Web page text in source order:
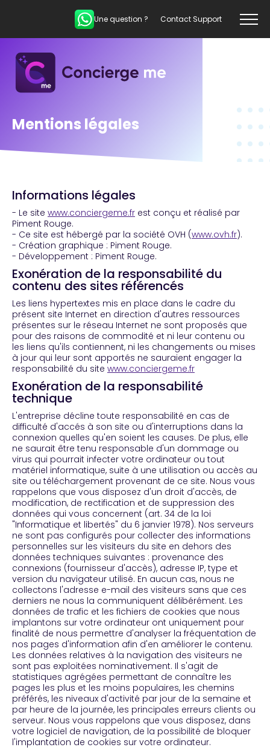
Une question ? Contact Support
Mentions légales
Informations légales
- Le site www.conciergeme.fr est conçu et réalisé par
Piment Rouge.
- Ce site est hébergé par la société OVH (www.ovh.fr).
- Création graphique : Piment Rouge.
- Développement : Piment Rouge.
Exonération de la responsabilité du
contenu des sites référencés
Les liens hypertextes mis en place dans le cadre du
présent site Internet en direction d'autres ressources
présentes sur le réseau Internet ne sont proposés que
pour des raisons de commodité et ni leur contenu ou
les liens qu'ils contiennent, ni les changements ou mises
à jour qui leur sont apportés ne sauraient engager la
responsabilité du site www.conciergeme.fr
Exonération de la responsabilité
technique
L'entreprise décline toute responsabilité en cas de
difficulté d'accés à son site ou d'interruptions dans la
connexion quelles qu'en soient les causes. De plus, elle
ne saurait être tenu responsable d'un dommage ou
virus qui pourrait infecter votre ordinateur ou tout
matériel informatique, suite à une utilisation ou accès au
site ou téléchargement provenant de ce site. Nous vous
rappelons que vous disposez d'un droit d'accès, de
modification, de rectification et de suppression des
données qui vous concernent (art. 34 de la loi
"Informatique et libertés" du 6 janvier 1978). Nos serveurs
ne sont pas configurés pour collecter des informations
personnelles sur les visiteurs du site en dehors des
données techniques suivantes : provenance des
connexions (fournisseur d'accès), adresse IP, type et
version du navigateur utilisé. En aucun cas, nous ne
collectons l'adresse e-mail des visiteurs sans que ces
derniers ne nous la communiquent délibérément. Les
données de trafic et les fichiers de cookies que nous
implantons sur votre ordinateur ont uniquement pour
finalité de nous permettre d'analyser la fréquentation de
nos pages d'information afin d'en améliorer le contenu.
Les données relatives à la navigation des visiteurs ne
sont pas exploitées nominativement. Il s'agit de
statistiques agrégées permettant de connaître les
pages les plus et les moins populaires, les chemins
préférés, les niveaux d'activité par jour de la semaine et
par heure de la journée, les principales erreurs clients ou
serveur. Nous vous rappelons que vous disposez, dans
votre logiciel de navigation, de la possibilité de bloquer
l'implantation de cookies sur votre ordinateur.